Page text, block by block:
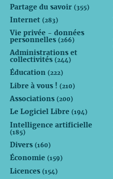
Partage du savoir (355)
Internet (283)
Vie privée - données
personnelles (266)
Administrations et
collectivités (244)
Éducation (222)
Libre à vous ! (210)
Associations (200)
Le Logiciel Libre (194)
Intelligence artificielle
(185)
Divers (160)
Économie (159)
Licences (154)